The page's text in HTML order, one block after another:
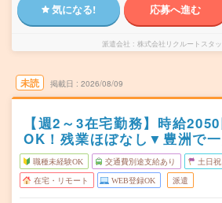
気になる! 応募へ進む
派遣会社 株式会社リクルートスタ
未読 掲載日 2026/08/09
【週2～3在宅勤務】時給
OK！残業ほぼなし▼豊洲で
職種未経験OK 交通費別途支給あり 土日
在宅・リモート WEB登録OK 派遣